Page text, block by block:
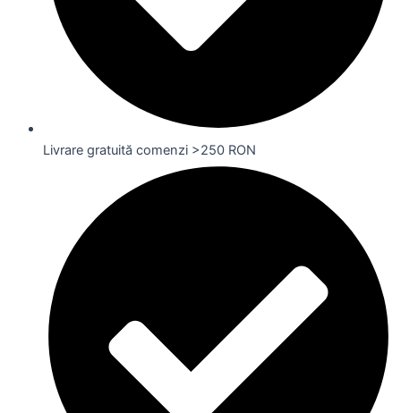
Livrare gratuită comenzi >250 RON